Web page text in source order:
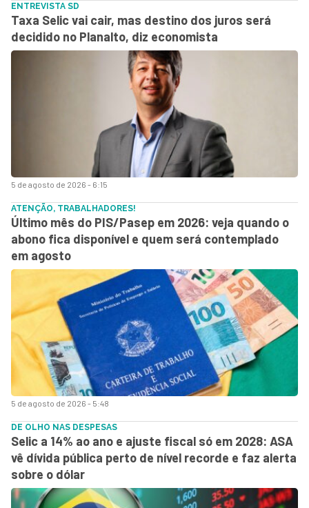
5 de agosto de 2026 - 6:15
ENTREVISTA SD
Taxa Selic vai cair, mas destino dos juros será
decidido no Planalto, diz economista
5 de agosto de 2026 - 5:48
ATENÇÃO, TRABALHADORES!
Último mês do PIS/Pasep em 2026: veja quando o
abono fica disponível e quem será contemplado
em agosto
DE OLHO NAS DESPESAS
Selic a 14% ao ano e ajuste fiscal só em 2028: ASA
vê dívida pública perto de nível recorde e faz alerta
sobre o dólar